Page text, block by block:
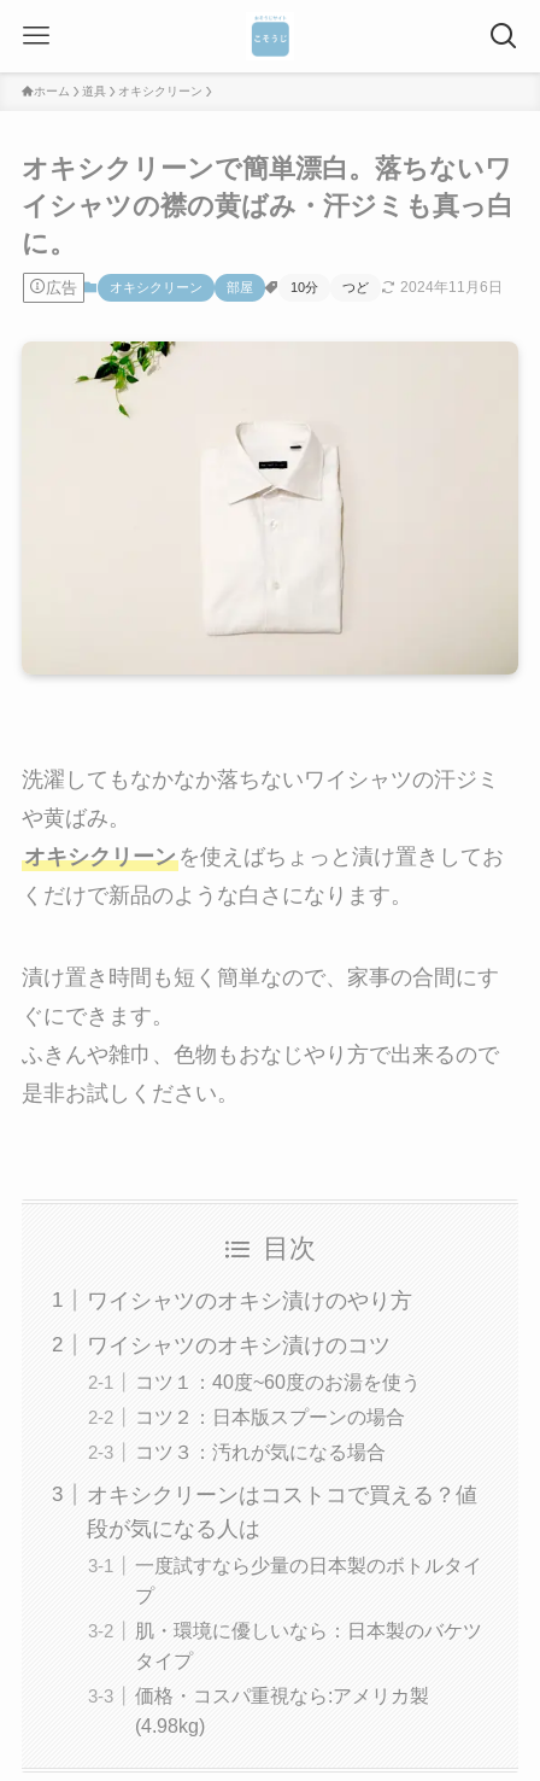
ホーム 道具 オキシクリーン
オキシクリーンで簡単漂白。落ちないワ
イシャツの襟の黄ばみ・汗ジミも真っ白
に。
広告 オキシクリーン 部屋 10分 つど 2024年11月6日
洗濯してもなかなか落ちないワイシャツの汗ジミ
や黄ばみ。
オキシクリーンを使えばちょっと漬け置きしてお
くだけで新品のような白さになります。
漬け置き時間も短く簡単なので、家事の合間にす
ぐにできます。
ふきんや雑巾、色物もおなじやり方で出来るので
是非お試しください。
目次
ワイシャツのオキシ漬けのやり方
ワイシャツのオキシ漬けのコツ
コツ１：40度~60度のお湯を使う
コツ２：日本版スプーンの場合
コツ３：汚れが気になる場合
オキシクリーンはコストコで買える？値
段が気になる人は
一度試すなら少量の日本製のボトルタイ
プ
肌・環境に優しいなら：日本製のバケツ
タイプ
価格・コスパ重視なら:アメリカ製
(4.98kg)